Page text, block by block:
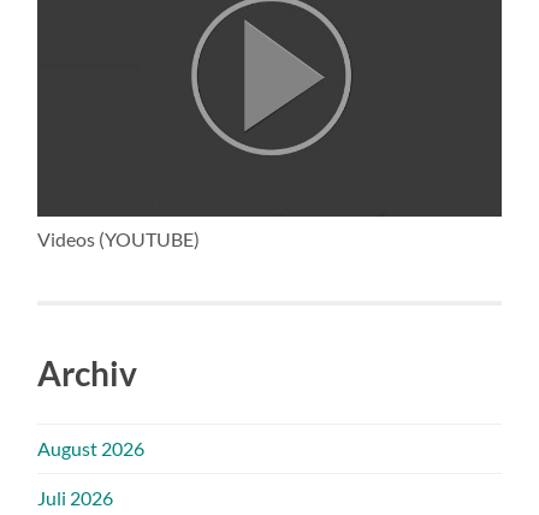
Videos (YOUTUBE)
Archiv
August 2026
Juli 2026